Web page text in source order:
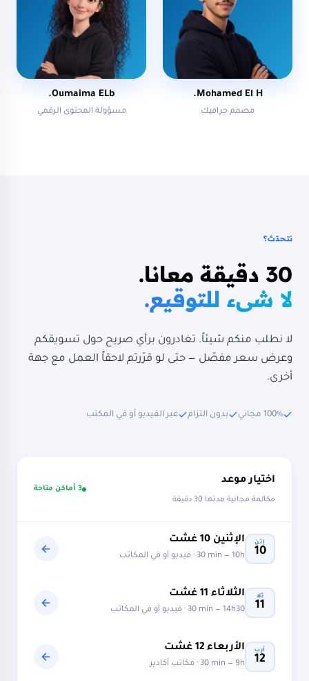
Mohamed El H.
مصمم جرافيك
Oumaima ELb.
مسؤولة المحتوى الرقمي
نتحدّث؟
30 دقيقة معانا.
لا شيء للتوقيع.
لا نطلب منكم شيئاً. تغادرون برأي صريح حول تسويقكم
وعرض سعر مفصّل — حتى لو قرّرتم لاحقاً العمل مع جهة
أخرى.
100% مجاني بدون التزام عبر الفيديو أو في المكتب
اختيار موعد
مكالمة مجانية مدتها 30 دقيقة
3 أماكن متاحة
إثن
10
الإثنين 10 غشت
10h
—
30 min · فيديو أو في المكاتب
ثلا
11
الثلاثاء 11 غشت
14h30
—
30 min · فيديو أو في المكاتب
أرب
12
الأربعاء 12 غشت
9h
—
30 min · مكاتب أكادير